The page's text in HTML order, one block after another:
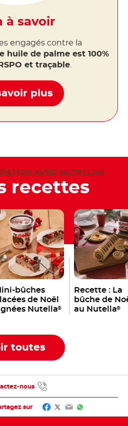
à savoir
engagés contre la
huile de palme est 100%
et traçable.
plus
AVEC NUTELLA®
recettes
bûches
de Noël
Nutella®
Recette : La
bûche de
au Nutella®
toutes
sur Facebook
Twitter
EmailWhatsApp
nous